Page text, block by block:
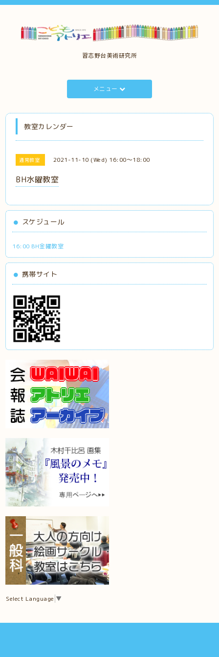
習志野台美術研究所
メニュー
教室カレンダー
通常教室 2021-11-10 (Wed) 16:00～18:00
BH水曜教室
スケジュール
16:00 BH金曜教室
携帯サイト
Select Language ▼